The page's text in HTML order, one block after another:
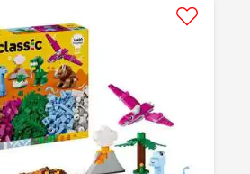
Kitaplar
Peluşlar
Ty Peluşlar
Fonksiyonel Peluşlar
Lisanslı Peluşlar
13+ Yaş